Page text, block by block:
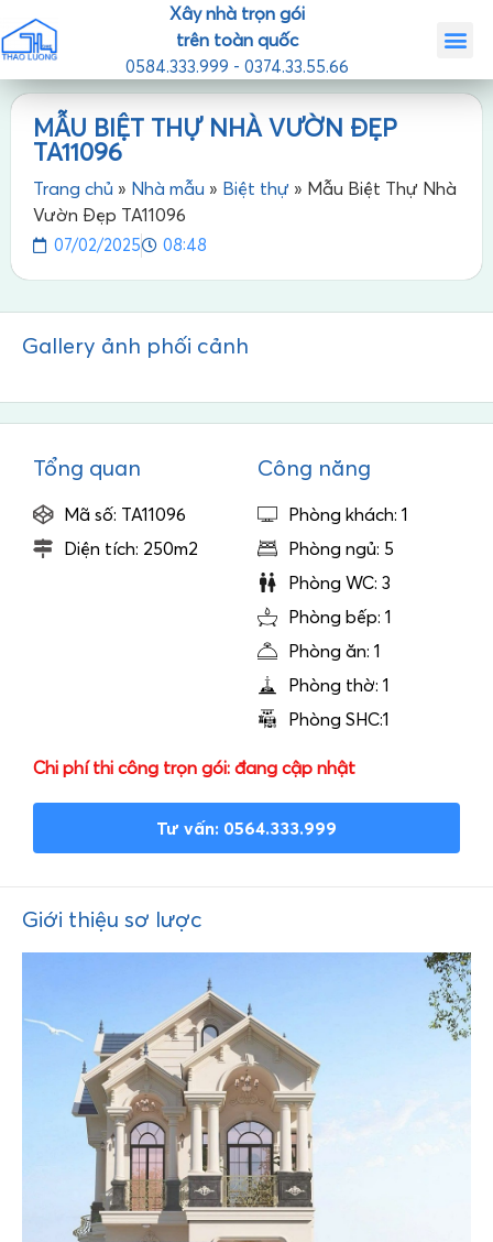
Xây nhà trọn gói
trên toàn quốc
0584.333.999 - 0374.33.55.66
MẪU BIỆT THỰ NHÀ VƯỜN ĐẸP
TA11096
Trang chủ » Nhà mẫu » Biệt thự » Mẫu Biệt Thự Nhà
Vườn Đẹp TA11096
07/02/2025 08:48
Gallery ảnh phối cảnh
Giới thiệu sơ lược
Tổng quan
Mã số: TA11096
Diện tích: 250m2
Công năng
Phòng khách: 1
Phòng ngủ: 5
Phòng WC: 3
Phòng bếp: 1
Phòng ăn: 1
Phòng thờ: 1
Phòng SHC:1
Chi phí thi công trọn gói: đang cập nhật
Tư vấn: 0564.333.999